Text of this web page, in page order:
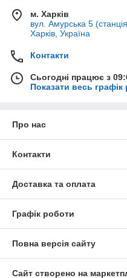
м. Харків
вул. Амурська 5
Харків, Україна
Контакти
Сьогодні працює з
Показати весь графік
Про нас
Контакти
Доставка та оплата
Графік роботи
Повна версія сайту
Сайт створено на